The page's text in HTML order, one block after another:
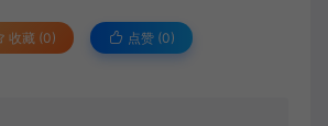
收藏 (0) 点赞 (0)